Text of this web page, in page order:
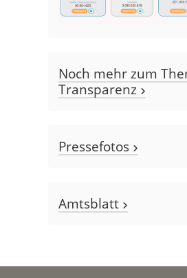
Noch mehr zum
Transparenz
Pressefotos
Amtsblatt